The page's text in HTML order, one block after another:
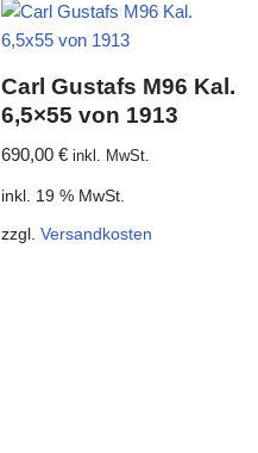
Carl Gustafs M96 Kal.
6,5×55 von 1913
690,00€ inkl. MwSt.
inkl. 19 % MwSt.
zzgl.Versandkosten